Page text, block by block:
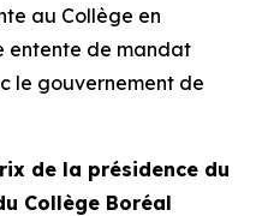
au Collège en
entente de mandat
le gouvernement de
de la présidence du
Collège Boréal